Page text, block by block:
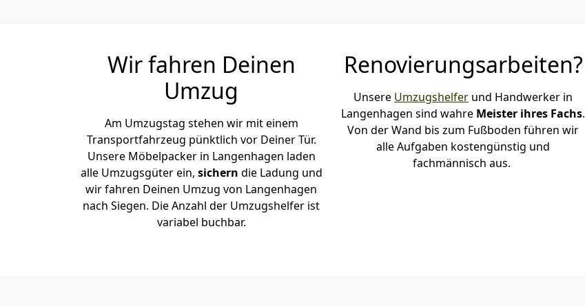
Wir fahren Deinen
Umzug
Am Umzugstag stehen wir mit einem
Transportfahrzeug pünktlich vor Deiner Tür.
Unsere Möbelpacker in Langenhagen laden
alle Umzugsgüter ein, sichern die Ladung und
wir fahren Deinen Umzug von Langenhagen
nach Siegen. Die Anzahl der Umzugshelfer ist
variabel buchbar.
Renovierungsarbeiten?
Unsere Umzugshelfer und Handwerker in
Langenhagen sind wahre Meister ihres Fachs.
Von der Wand bis zum Fußboden führen wir
alle Aufgaben kostengünstig und
fachmännisch aus.